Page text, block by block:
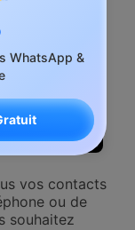
WhatsApp &
vos contacts
ou de
souhaitez